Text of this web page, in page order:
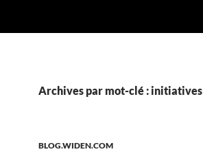
Archives par mot-clé : initiatives
BLOG.WIDEN.COM